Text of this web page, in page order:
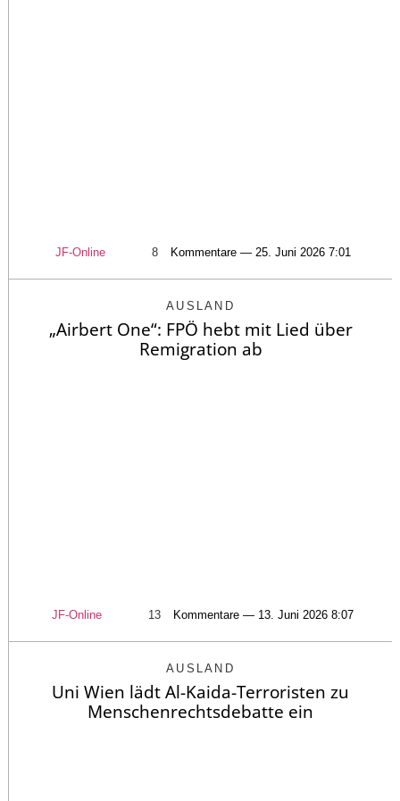
JF-Online 8 Kommentare — 25. Juni 2026 7:01
AUSLAND
„Airbert One“: FPÖ hebt mit Lied über
Remigration ab
JF-Online 13 Kommentare — 13. Juni 2026 8:07
AUSLAND
Uni Wien lädt Al-Kaida-Terroristen zu
Menschenrechtsdebatte ein